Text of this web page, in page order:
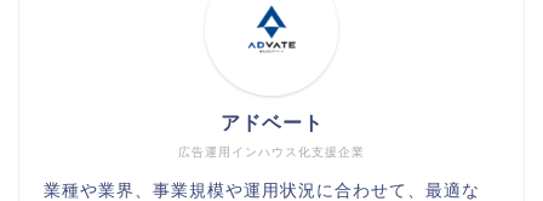
広告運用インハウス化支援企業
アドベート
業種や業界、事業規模や運用状況に合わせて、最適な